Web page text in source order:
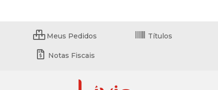
Meus Pedidos Títulos
Notas Fiscais